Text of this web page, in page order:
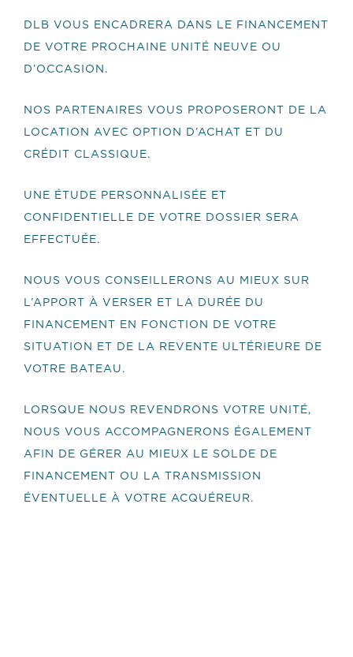
DLB VOUS ENCADRERA DANS LE FINANCEMENT
DE VOTRE PROCHAINE UNITÉ NEUVE OU
D’OCCASION.
NOS PARTENAIRES VOUS PROPOSERONT DE LA
LOCATION AVEC OPTION D’ACHAT ET DU
CRÉDIT CLASSIQUE.
UNE ÉTUDE PERSONNALISÉE ET
CONFIDENTIELLE DE VOTRE DOSSIER SERA
EFFECTUÉE.
NOUS VOUS CONSEILLERONS AU MIEUX SUR
L’APPORT À VERSER ET LA DURÉE DU
FINANCEMENT EN FONCTION DE VOTRE
SITUATION ET DE LA REVENTE ULTÉRIEURE DE
VOTRE BATEAU.
LORSQUE NOUS REVENDRONS VOTRE UNITÉ,
NOUS VOUS ACCOMPAGNERONS ÉGALEMENT
AFIN DE GÉRER AU MIEUX LE SOLDE DE
FINANCEMENT OU LA TRANSMISSION
ÉVENTUELLE À VOTRE ACQUÉREUR.